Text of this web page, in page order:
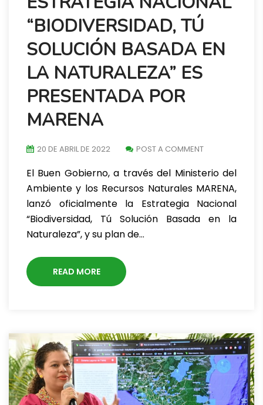
“BIODIVERSIDAD, TÚ
SOLUCIÓN BASADA EN
LA NATURALEZA” ES
PRESENTADA POR
MARENA
20 DE ABRIL DE 2022 POST A COMMENT
El Buen Gobierno, a través del Ministerio del
Ambiente y los Recursos Naturales MARENA,
lanzó oficialmente la Estrategia Nacional
“Biodiversidad, Tú Solución Basada en la
Naturaleza”, y su plan de…
READ MORE